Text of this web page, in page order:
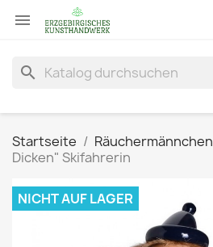

search
Startseite Räuchermännchen
Dicken" Skifahrerin
NICHT AUF LAGER